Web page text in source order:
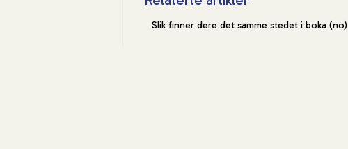
Slik finner dere det samme stedet i boka (no)